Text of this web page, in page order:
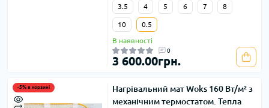
3.5 4 5 6 7 8
10 0.5
В наявності
0
3 600.00грн.
-5% в корзині
Нагрівальний мат Woks 160 Вт/м² з
механічним термостатом. Тепла